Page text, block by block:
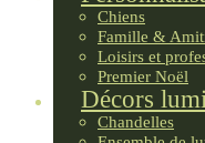
Chiens
Famille &
Loisirs et
Premier Noël
Décors
Chandelles